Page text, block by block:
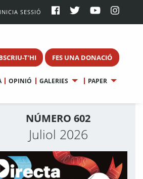
INICIA SESSIÓ
T'HI FES UNA DONACIÓ
OPINIÓ GALERIES PAPER
NÚMERO 602
Juliol 2026